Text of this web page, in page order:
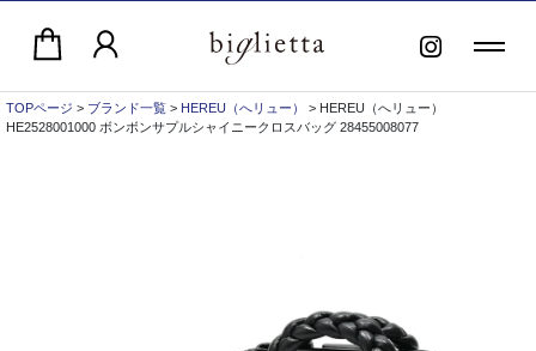
TOPページ > ブランド一覧 > HEREU（へリュー）
> HEREU（へリュー）
HE2528001000 ボンボンサプルシャイニークロスバッグ 28455008077